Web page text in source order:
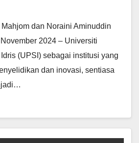
dan Noraini Aminuddin
2024 – Universiti
(UPSI) sebagai institusi yang
dan inovasi, sentiasa